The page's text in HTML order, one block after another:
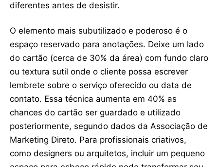
diferentes antes de desistir.
O elemento mais subutilizado e poderoso é o
espaço reservado para anotações. Deixe um lado
do cartão (cerca de 30% da área) com fundo claro
ou textura sutil onde o cliente possa escrever
lembrete sobre o serviço oferecido ou data de
contato. Essa técnica aumenta em 40% as
chances do cartão ser guardado e utilizado
posteriormente, segundo dados da Associação de
Marketing Direto. Para profissionais criativos,
como designers ou arquitetos, incluir um pequeno